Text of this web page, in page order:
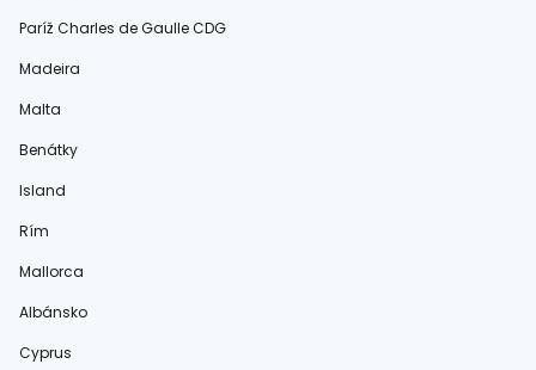
Paríž Charles de Gaulle CDG
Madeira
Malta
Benátky
Island
Rím
Mallorca
Albánsko
Cyprus